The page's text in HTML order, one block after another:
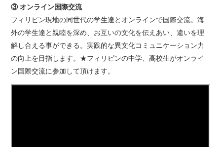
③ オンライン国際交流
フィリピン現地の同世代の学生達とオンラインで国際交流。海
外の学生達と親睦を深め、お互いの文化を伝えあい、違いを理
解し合える事ができる。実践的な異文化コミュニケーション力
の向上を目指します。★フィリピンの中学、高校生がオンライ
ン国際交流に参加して頂けます。